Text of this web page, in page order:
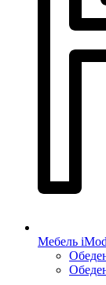
Мебель